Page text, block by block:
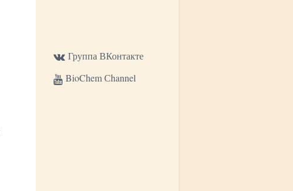
Группа ВКонтакте
BioChem Сhannel